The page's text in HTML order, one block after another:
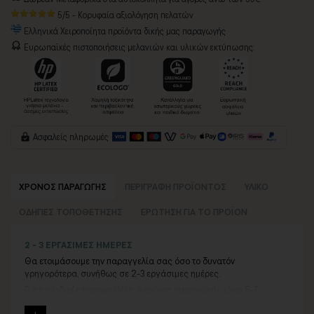
5/5 - Κορυφαία αξιολόγηση πελατών
Ελληνικά Χειροποίητα προϊόντα δικής μας παραγωγής
Ευρωπαϊκές πιστοποιήσεις μελανιών και υλικών εκτύπωσης:
Ασφαλείς πληρωμές
ΧΡΟΝΟΣ ΠΑΡΑΓΩΓΗΣ
2 - 3 ΕΡΓΑΣΙΜΕΣ ΗΜΕΡΕΣ
Θα ετοιμάσουμε την παραγγελία σας όσο το δυνατόν
γρηγορότερα, συνήθως σε 2-3 εργάσιμες ημέρες.